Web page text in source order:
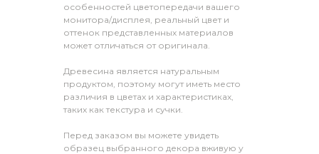
особенностей цветопередачи вашего
монитора/дисплея, реальный цвет и
оттенок представленных материалов
может отличаться от оригинала.
Древесина является натуральным
продуктом, поэтому могут иметь место
различия в цветах и характеристиках,
таких как текстура и сучки.
Перед заказом вы можете увидеть
образец выбранного декора вживую у